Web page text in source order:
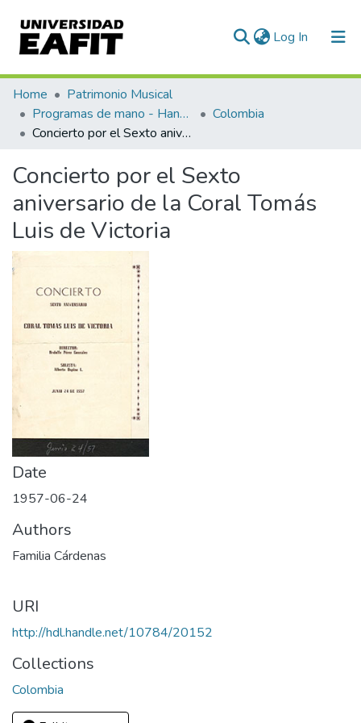
Log In (current)
Communities & Collections
All of DSpace
Home
Patrimonio Musical
Programas de mano - Hand programs
Colombia
Concierto por el Sexto aniversario de la Coral Tomás Luis de Victoria
Concierto por el Sexto
aniversario de la Coral Tomás
Luis de Victoria
Date
1957-06-24
Authors
Familia Cárdenas
URI
http://hdl.handle.net/10784/20152
Collections
Colombia